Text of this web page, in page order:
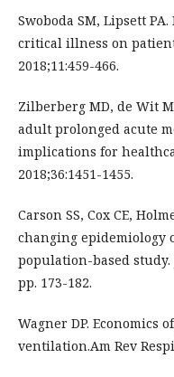
Swoboda SM, Lipsett
critical illness on
2018;11:459-466.
Zilberberg MD, de Wit
adult prolonged acute
implications for
2018;36:1451-1455.
Carson SS, Cox CE,
changing epidemiology
population-based study.
pp. 173-182.
Wagner DP. Economics
ventilation.Am Rev